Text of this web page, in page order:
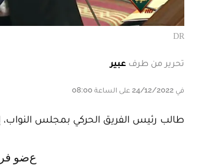
DR
تحرير من طرف عبير
في 24/12/2022 على الساعة 08:00
طالب رئيس الفريق الحركي بمجلس النواب،
عضو فريق حزب الحركة الشعبية بمجلس النواب، قال، في سؤال موجه إلى وزير